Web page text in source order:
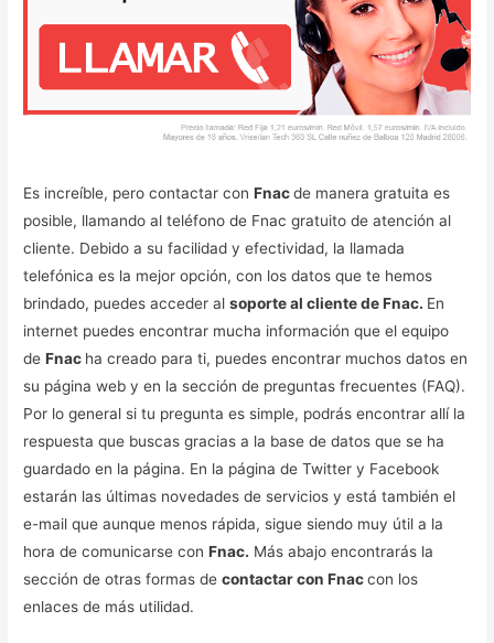
Es increíble, pero contactar conFnacde manera gratuita es
posible, llamando al teléfono de Fnac gratuito de atención al
cliente. Debido a su facilidad y efectividad, la llamada
telefónica es la mejor opción, con los datos que te hemos
brindado, puedes acceder alsoporte al cliente de Fnac. En
internet puedes encontrar mucha información que el equipo
deFnac ha creado para ti, puedes encontrar muchos datos en
su página web y en la sección de preguntas frecuentes (FAQ).
Por lo general si tu pregunta es simple, podrás encontrar allí la
respuesta que buscas gracias a la base de datos que se ha
guardado en la página. En la página de Twitter y Facebook
estarán las últimas novedades de servicios y está también el
e-mail que aunque menos rápida, sigue siendo muy útil a la
hora de comunicarse conFnac. Más abajo encontrarás la
sección de otras formas decontactar con Fnaccon los
enlaces de más utilidad.